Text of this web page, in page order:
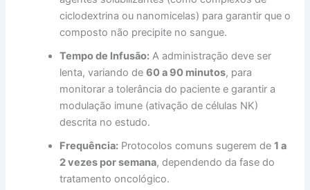
ciclodextrina ou nanomicelas) para garantir que o
composto não precipite no sangue.
Tempo de Infusão: A administração deve ser
lenta, variando de60 a 90 minutos, para
monitorar a tolerância do paciente e garantir a
modulação imune (ativação de células NK)
descrita no estudo.
Frequência: Protocolos comuns sugerem de1 a
2 vezes por semana, dependendo da fase do
tratamento oncológico.